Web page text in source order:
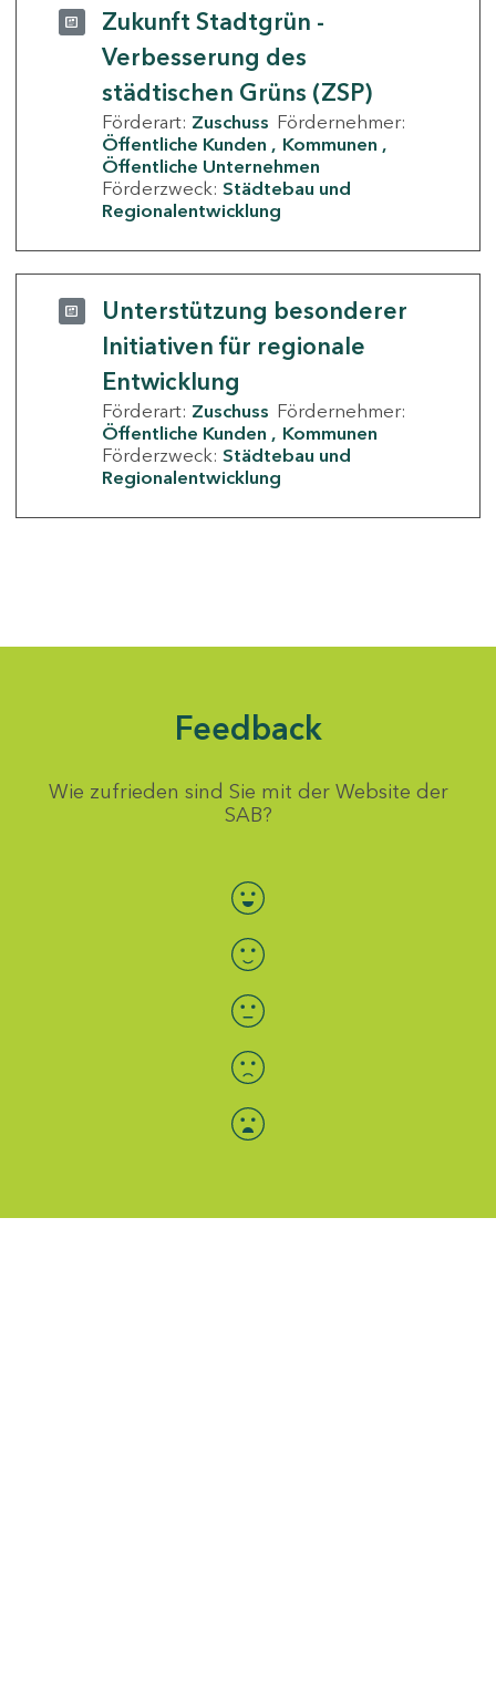
Zukunft Stadtgrün -
Verbesserung des
städtischen Grüns (ZSP)
Förderart: Zuschuss Fördernehmer:
Öffentliche Kunden
Kommunen
Öffentliche Unternehmen
Förderzweck: Städtebau und
Regionalentwicklung
Unterstützung besonderer
Initiativen für regionale
Entwicklung
Förderart: Zuschuss Fördernehmer:
Öffentliche Kunden
Kommunen
Förderzweck: Städtebau und
Regionalentwicklung
Feedback
Wie zufrieden sind Sie mit der Website der
SAB?
Bewertung auswählen